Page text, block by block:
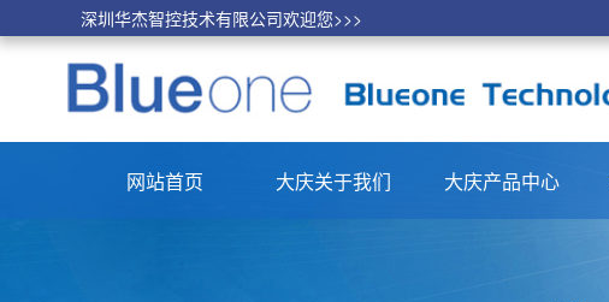
深圳华杰智控技术有限公司欢迎您>>>
网站首页 大庆关于我们 大庆产品中心